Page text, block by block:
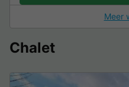
Meer
Chalet